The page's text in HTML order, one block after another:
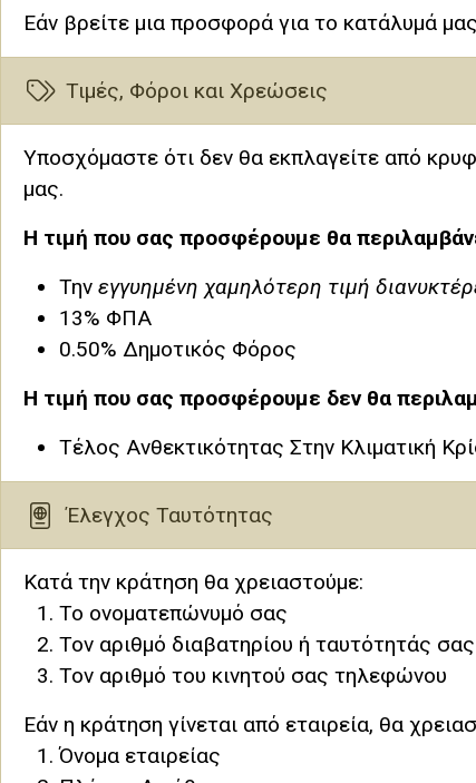
Εάν βρείτε μια προσφορά για το κατάλυμά
Τιμές, Φόροι και Χρεώσεις
Υποσχόμαστε ότι δεν θα εκπλαγείτε από
μας.
Η τιμή που σας προσφέρουμε θα
Την εγγυημένη χαμηλότερη τιμή
13% ΦΠΑ
0.50% Δημοτικός Φόρος
Η τιμή που σας προσφέρουμε δεν θα
Τέλος Ανθεκτικότητας Στην Κλιματική
Έλεγχος Ταυτότητας
Κατά την κράτηση θα χρειαστούμε:
Το ονοματεπώνυμό σας
Τον αριθμό διαβατηρίου ή ταυτότητάς σας
Τον αριθμό του κινητού σας τηλεφώνου
Εάν η κράτηση γίνεται από εταιρεία, θα
Όνομα εταιρείας